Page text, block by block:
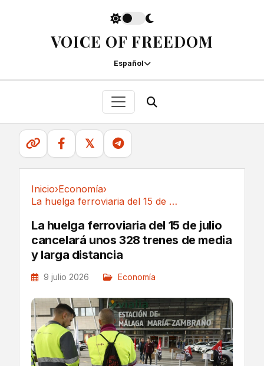
VOICE OF FREEDOM
Español
𝕏
Inicio›Economía›
La huelga ferroviaria del 15 de julio...
La huelga ferroviaria del 15 de julio
cancelará unos 328 trenes de media
y larga distancia
9 julio 2026 Economía